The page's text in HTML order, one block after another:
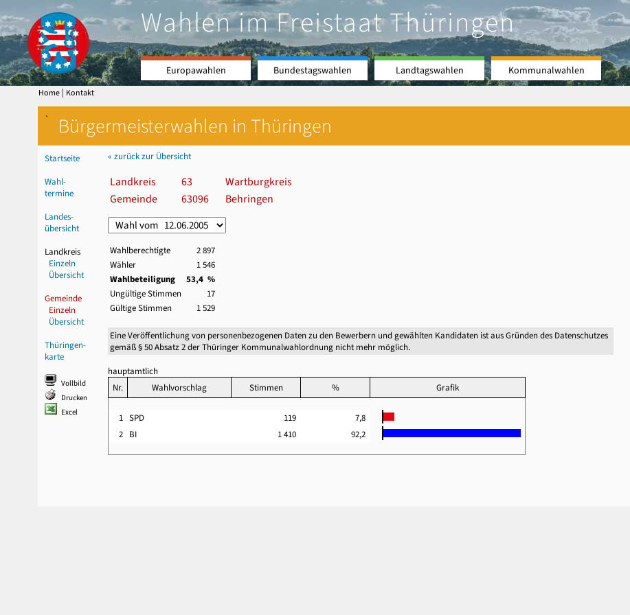
Wahlen im Freistaat Thüringen
Europawahlen Bundestagswahlen Landtagswahlen Kommunalwahlen
Home | Kontakt
` Bürgermeisterwahlen in Thüringen
Startseite
Wahl-
termine
Landes-
übersicht
Landkreis
Einzeln
Übersicht
Gemeinde
Einzeln
Übersicht
Thüringen-
karte
Vollbild
Drucken
Excel
« zurück zur Übersicht
Landkreis 63
Wartburgkreis
Gemeinde
63096 Behringen
Wahlberechtigte
2 897
Wähler
1 546
Wahlbeteiligung
53,4 %
Ungültige Stimmen
17
Gültige Stimmen
1 529
Eine Veröffentlichung von personenbezogenen Daten zu den Bewerbern und gewählten Kandidaten ist aus Gründen des Datenschutzes
gemäß § 50 Absatz 2 der Thüringer Kommunalwahlordnung nicht mehr möglich.
hauptamtlich
Nr.
Wahlvorschlag Stimmen % Grafik
1 SPD 119
7,8
2 BI 1 410 92,2